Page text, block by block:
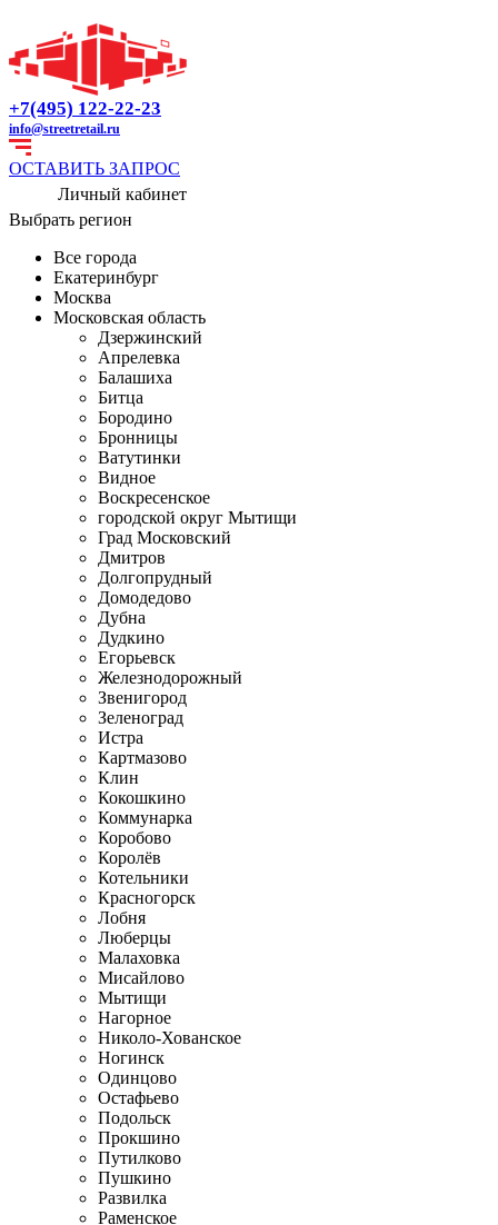
+7(495) 122-22-23
info@streetretail.ru
ОСТАВИТЬ ЗАПРОС
Личный кабинет
Выбрать регион
Все города
Екатеринбург
Москва
Московская область
Дзержинский
Апрелевка
Балашиха
Битца
Бородино
Бронницы
Ватутинки
Видное
Воскресенское
городской округ Мытищи
Град Московский
Дмитров
Долгопрудный
Домодедово
Дубна
Дудкино
Егорьевск
Железнодорожный
Звенигород
Зеленоград
Истра
Картмазово
Клин
Кокошкино
Коммунарка
Коробово
Королёв
Котельники
Красногорск
Лобня
Люберцы
Малаховка
Мисайлово
Мытищи
Нагорное
Николо-Хованское
Ногинск
Одинцово
Остафьево
Подольск
Прокшино
Путилково
Пушкино
Развилка
Раменское